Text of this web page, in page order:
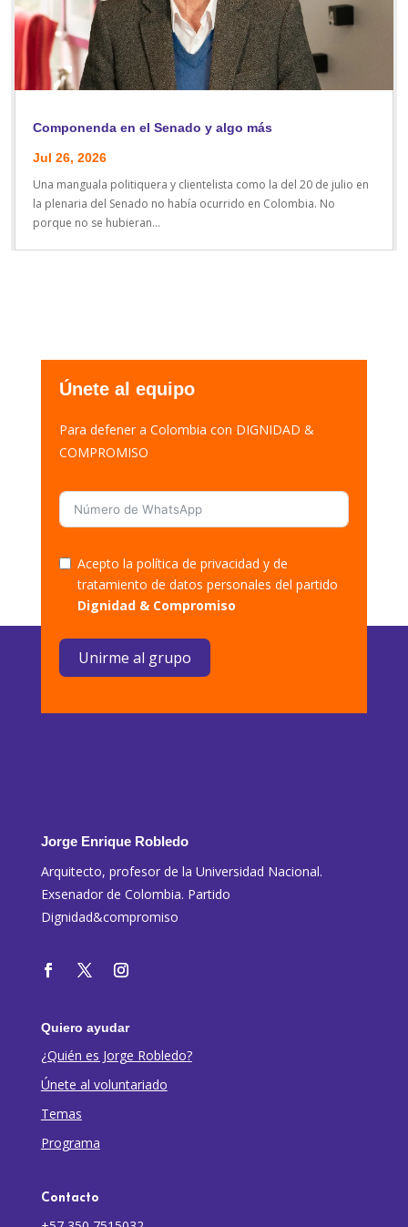
Componenda en el Senado y algo más
Jul 26, 2026
Una manguala politiquera y clientelista como la del 20 de julio en
la plenaria del Senado no había ocurrido en Colombia. No
porque no se hubieran...
Únete al equipo
Para defener a Colombia con DIGNIDAD &
COMPROMISO
Acepto la política de privacidad y de
tratamiento de datos personales del partido
Dignidad & Compromiso
Unirme al grupo
Jorge Enrique Robledo
Arquitecto, profesor de la Universidad Nacional.
Exsenador de Colombia. Partido
Dignidad&compromiso
Quiero ayudar
¿Quién es Jorge Robledo?
Únete al voluntariado
Temas
Programa
Contacto